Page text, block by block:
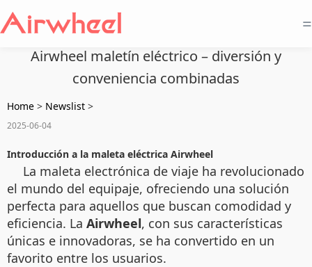
=
Airwheel maletín eléctrico – diversión y
conveniencia combinadas
Home > Newslist >
2025-06-04
Introducción a la maleta eléctrica Airwheel
La maleta electrónica de viaje ha revolucionado
el mundo del equipaje, ofreciendo una solución
perfecta para aquellos que buscan comodidad y
eficiencia. La Airwheel, con sus características
únicas e innovadoras, se ha convertido en un
favorito entre los usuarios.